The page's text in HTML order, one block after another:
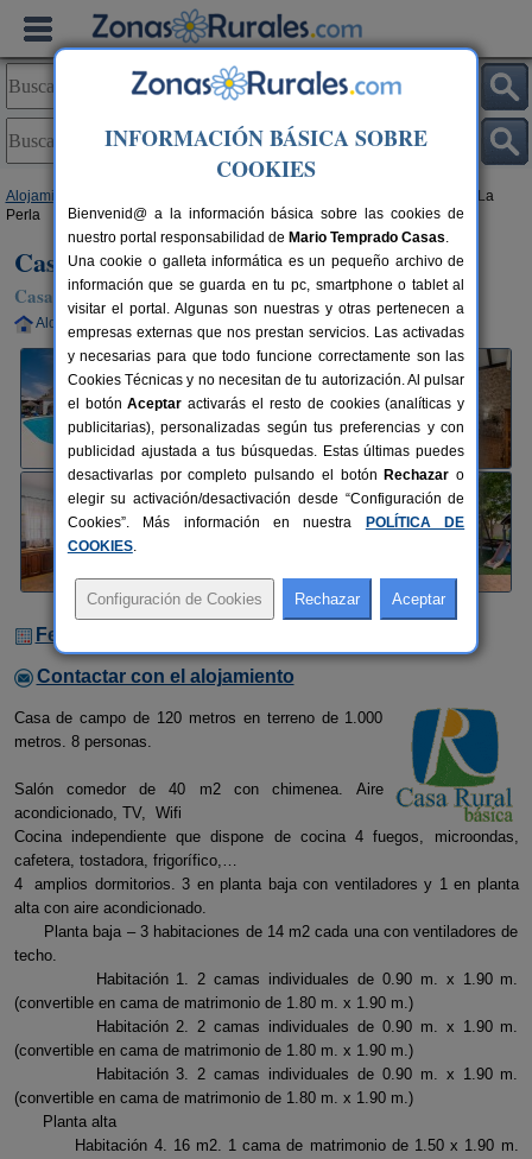
Alojamientos
> Casa Rural La
Perla
Casa Rural La Perla
Casa Rural en La Puebla de Cazalla (Sevilla)
Alquiler completo 67 km de Sevilla
Fechas Libres
Contactar con el alojamiento
Casa de campo de 120 metros en terreno de 1.000
metros. 8 personas.
Salón comedor de 40 m2 con chimenea. Aire
acondicionado, TV, Wifi
Cocina independiente que dispone de cocina 4 fuegos, microondas,
cafetera, tostadora, frigorífico,…
4 amplios dormitorios. 3 en planta baja con ventiladores y 1 en planta
alta con aire acondicionado.
Planta baja – 3 habitaciones de 14 m2 cada una con ventiladores de
techo.
Habitación 1. 2 camas individuales de 0.90 m. x 1.90 m.
(convertible en cama de matrimonio de 1.80 m. x 1.90 m.)
Habitación 2. 2 camas individuales de 0.90 m. x 1.90 m.
(convertible en cama de matrimonio de 1.80 m. x 1.90 m.)
Habitación 3. 2 camas individuales de 0.90 m. x 1.90 m.
(convertible en cama de matrimonio de 1.80 m. x 1.90 m.)
Planta alta
Habitación 4. 16 m2. 1 cama de matrimonio de 1.50 x 1.90 m.
INFORMACIÓN BÁSICA SOBRE
COOKIES
Bienvenid@ a la información básica sobre las cookies de
nuestro portal responsabilidad de Mario Temprado Casas.
Una cookie o galleta informática es un pequeño archivo de
información que se guarda en tu pc, smartphone o tablet al
visitar el portal. Algunas son nuestras y otras pertenecen a
empresas externas que nos prestan servicios. Las activadas
y necesarias para que todo funcione correctamente son las
Cookies Técnicas y no necesitan de tu autorización. Al pulsar
el botónAceptar activarás el resto de cookies (analíticas y
publicitarias), personalizadas según tus preferencias y con
publicidad ajustada a tus búsquedas. Estas últimas puedes
desactivarlas por completo pulsando el botón Rechazar o
elegir su activación/desactivación desde “Configuración de
Cookies”. Más información en nuestra
POLÍTICA DE
COOKIES.